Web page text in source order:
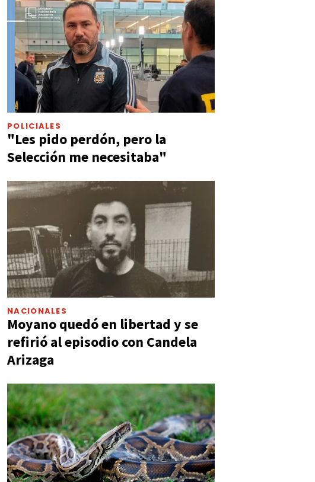
POLICIALES
"Les pido perdón, pero la
Selección me necesitaba"
NACIONALES
Moyano quedó en libertad y se
refirió al episodio con Candela
Arizaga